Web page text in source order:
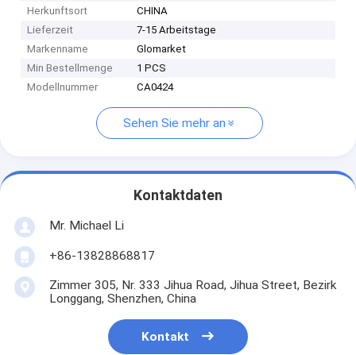
Herkunftsort
CHINA
Lieferzeit
7-15 Arbeitstage
Markenname
Glomarket
Min Bestellmenge
1 PCS
Modellnummer
CA0424
Sehen Sie mehr an
Kontaktdaten
Mr. Michael Li
+86-13828868817
Zimmer 305, Nr. 333 Jihua Road, Jihua Street, Bezirk
Longgang, Shenzhen, China
Kontakt